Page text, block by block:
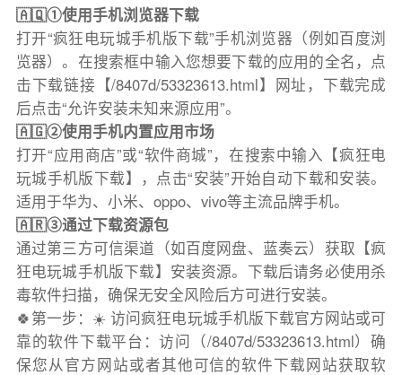
🇦🇶①使用手机浏览器下载
打开“疯狂电玩城手机版下载”手机浏览器（例如百度浏
览器）。在搜索框中输入您想要下载的应用的全名，点
击下载链接【/8407d/53323613.html】网址，下载完成
后点击“允许安装未知来源应用”。
🇦🇬②使用手机内置应用市场
打开“应用商店”或“软件商城”，在搜索中输入【疯狂电
玩城手机版下载】，点击“安装”开始自动下载和安装。
适用于华为、小米、oppo、vivo等主流品牌手机。
🇦🇷③通过下载资源包
通过第三方可信渠道（如百度网盘、蓝奏云）获取【疯
狂电玩城手机版下载】安装资源。下载后请务必使用杀
毒软件扫描，确保无安全风险后方可进行安装。
🍀第一步：☀️ 访问疯狂电玩城手机版下载官方网站或可
靠的软件下载平台：访问（/8407d/53323613.html）确
保您从官方网站或者其他可信的软件下载网站获取软